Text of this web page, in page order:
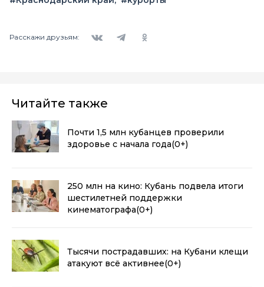
Расскажи друзьям:
Читайте также
Почти 1,5 млн кубанцев проверили
здоровье с начала года(0+)
250 млн на кино: Кубань подвела итоги
шестилетней поддержки
кинематографа(0+)
Тысячи пострадавших: на Кубани клещи
атакуют всё активнее(0+)